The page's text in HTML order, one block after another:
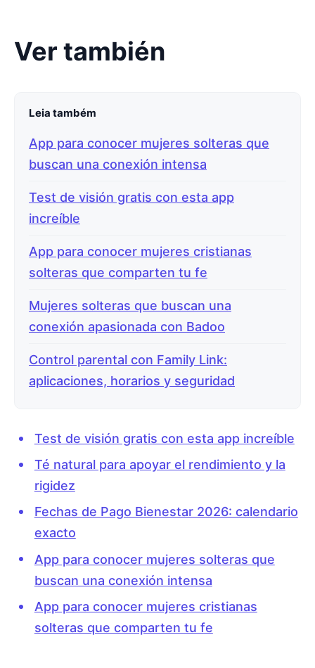
Ver también
Leia também
App para conocer mujeres solteras que
buscan una conexión intensa
Test de visión gratis con esta app
increíble
App para conocer mujeres cristianas
solteras que comparten tu fe
Mujeres solteras que buscan una
conexión apasionada con Badoo
Control parental con Family Link:
aplicaciones, horarios y seguridad
Test de visión gratis con esta app increíble
Té natural para apoyar el rendimiento y la
rigidez
Fechas de Pago Bienestar 2026: calendario
exacto
App para conocer mujeres solteras que
buscan una conexión intensa
App para conocer mujeres cristianas
solteras que comparten tu fe